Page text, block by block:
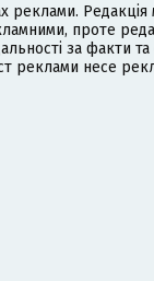
реклами.
проте
за факти та
реклами несе